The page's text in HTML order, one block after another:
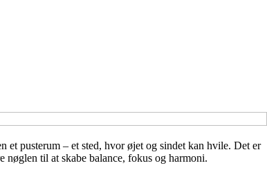
et pusterum – et sted, hvor øjet og sindet kan hvile. Det er
til at skabe balance, fokus og harmoni.